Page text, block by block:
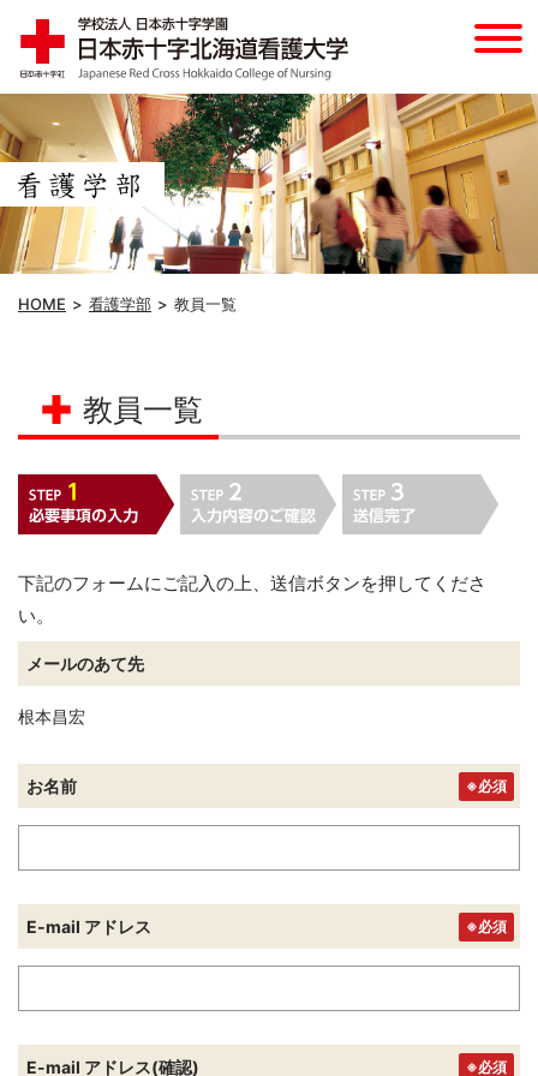
HOME 看護学部 教員一覧
教員一覧
下記のフォームにご記入の上、送信ボタンを押してくださ
い。
メールのあて先
根本昌宏
お名前 ※必須
E-mail アドレス ※必須
E-mail アドレス(確認) ※必須